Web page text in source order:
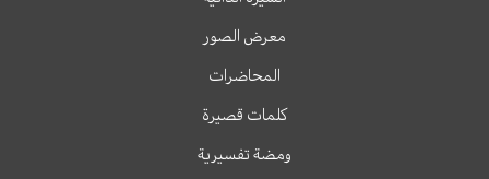
معرض الصور
المحاضرات
كلمات قصيرة
ومضة تفسيرية